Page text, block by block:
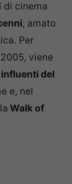
di cinema
, amato
Per
viene
del
e, nel
Walk of